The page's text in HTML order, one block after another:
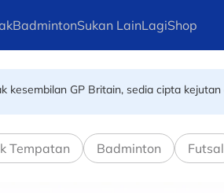
BadmintonSukan LainLagiShop
separuh akhir! Wan Kuzain arkitek
Tempatan Badminton Futsal